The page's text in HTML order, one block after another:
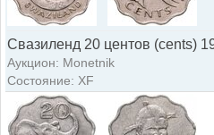
Свазиленд 20 центов (cents)
Аукцион: Monetnik
Состояние: XF